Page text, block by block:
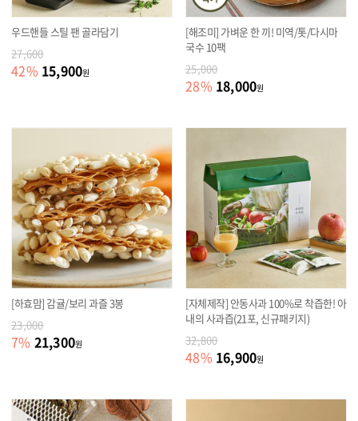
우드핸들 스틸 팬 골라담기
27,600
42% 15,900원
[해조미] 가벼운 한 끼! 미역/톳/다시마
국수 10팩
25,000
28% 18,000원
[하효맘] 감귤/보리 과즐 3봉
23,000
7% 21,300원
[자체제작] 안동사과 100%로 착즙한! 아
내의 사과즙(21포, 신규패키지)
32,800
48% 16,900원